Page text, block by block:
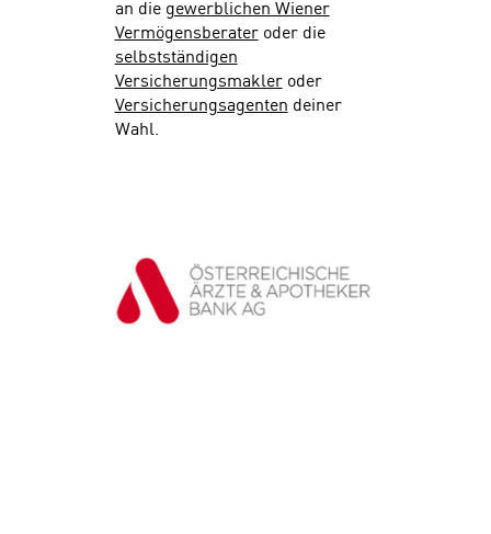
an die gewerblichen Wiener
Vermögensberateroder die
selbstständigen
Versicherungsmakleroder
Versicherungsagenten deiner
Wahl.